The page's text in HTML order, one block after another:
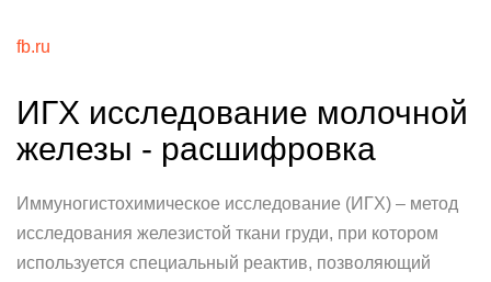
fb.ru
ИГХ исследование молочной
железы - расшифровка
Иммуногистохимическое исследование (ИГХ) – метод
исследования железистой ткани груди, при котором
используется специальный реактив, позволяющий